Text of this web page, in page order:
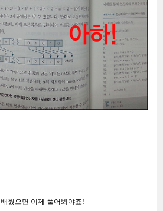
배웠으면 이제 풀어봐야죠!